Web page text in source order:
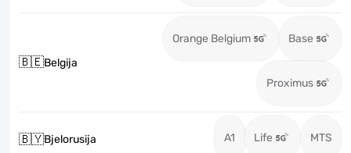
🇧🇪Belgija
Orange Belgium Base
Proximus
🇧🇾Bjelorusija A1 Life MTS